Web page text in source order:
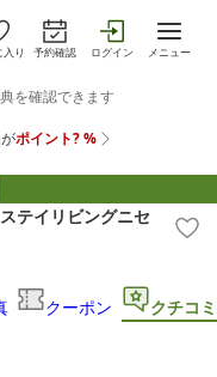
り 予約確認 ログイン メニュー
テイリビングニセ
クーポン クチコミ